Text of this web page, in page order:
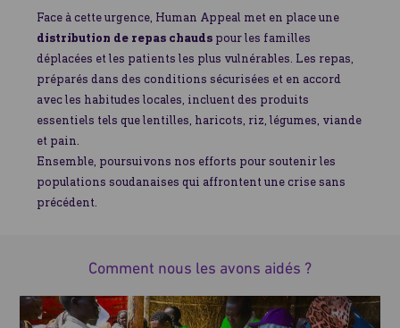
Face à cette urgence, Human Appeal met en place une
distribution de repas chaudspour les familles
déplacées et les patients les plus vulnérables. Les repas,
préparés dans des conditions sécurisées et en accord
avec les habitudes locales, incluent des produits
essentiels tels que lentilles, haricots, riz, légumes, viande
et pain.
Ensemble, poursuivons nos efforts pour soutenir les
populations soudanaises qui affrontent une crise sans
précédent.
Comment nous les avons aidés ?